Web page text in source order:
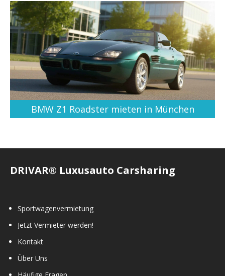
BMW Z1 Roadster mieten in München
DRIVAR® Luxusauto Carsharing
Sportwagenvermietung
Jetzt Vermieter werden!
Kontakt
Über Uns